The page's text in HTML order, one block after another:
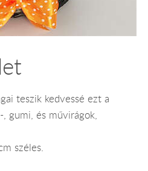
teszik kedvessé ezt a
gumi, és művirágok,
széles.